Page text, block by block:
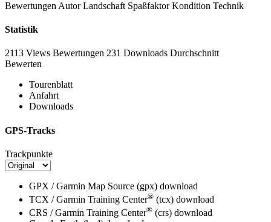
Bewertungen Autor Landschaft Spaßfaktor Kondition Technik
Statistik
2113 Views Bewertungen 231 Downloads Durchschnitt
Bewerten
Tourenblatt
Anfahrt
Downloads
GPS-Tracks
Trackpunkte
GPX / Garmin Map Source (gpx) download
TCX / Garmin Training Center® (tcx) download
CRS / Garmin Training Center® (crs) download